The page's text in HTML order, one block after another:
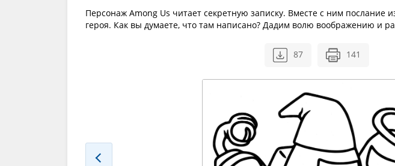
Персонаж Among Us читает секретную записку. Вместе с ним послание
героя. Как вы думаете, что там написано? Дадим волю воображению и
87 141